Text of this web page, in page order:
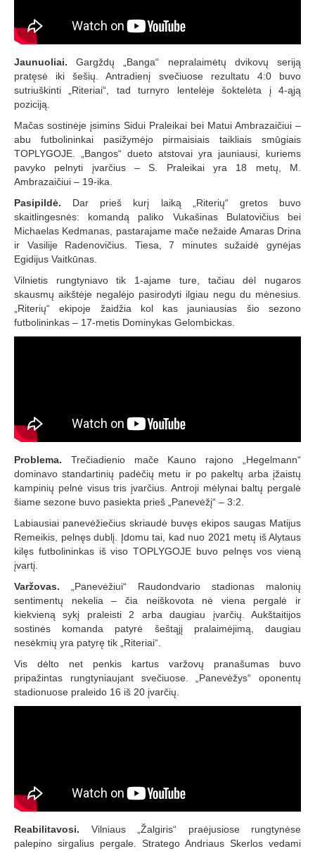
Jaunuoliai. Gargždų „Banga“ nepralaimėtų dvikovų seriją
pratęsė iki šešių. Antradienį svečiuose rezultatu 4:0 buvo
sutriuškinti „Riteriai“, tad turnyro lentelėje šoktelėta į 4-ąją
poziciją.
Mačas sostinėje įsimins Sidui Praleikai bei Matui Ambrazaičiui –
abu futbolininkai pasižymėjo pirmaisiais taikliais smūgiais
TOPLYGOJE. „Bangos“ dueto atstovai yra jauniausi, kuriems
pavyko pelnyti įvarčius – S. Praleikai yra 18 metų, M.
Ambrazaičiui – 19-ika.
Pasipildė. Dar prieš kurį laiką „Riterių“ gretos buvo
skaitlingesnės: komandą paliko Vukašinas Bulatovičius bei
Michaelas Kedmanas, pastarajame mače nežaidė Amaras Drina
ir Vasilije Radenovičius. Tiesa, 7 minutes sužaidė gynėjas
Egidijus Vaitkūnas.
Vilnietis rungtyniavo tik 1-ajame ture, tačiau dėl nugaros
skausmų aikštėje negalėjo pasirodyti ilgiau negu du mėnesius.
„Riterių“ ekipoje žaidžia kol kas jauniausias šio sezono
futbolininkas – 17-metis Dominykas Gelombickas.
Problema. Trečiadienio mače Kauno rajono „Hegelmann“
dominavo standartinių padėčių metu ir po pakeltų arba įžaistų
kampinių pelnė visus tris įvarčius. Antroji mėlynai baltų pergalė
šiame sezone buvo pasiekta prieš „Panevėžį“ – 3:2.
Labiausiai panevėžiečius skriaudė buvęs ekipos saugas Matijus
Remeikis, pelnęs dublį. Įdomu tai, kad nuo 2021 metų iš Alytaus
kilęs futbolininkas iš viso TOPLYGOJE buvo pelnęs vos vieną
įvartį.
Varžovas. „Panevėžiui“ Raudondvario stadionas malonių
sentimentų nekelia – čia neiškovota nė viena pergalė ir
kiekvieną sykį praleisti 2 arba daugiau įvarčių. Aukštaitijos
sostinės komanda patyrė šeštąjį pralaimėjimą, daugiau
nesėkmių yra patyrę tik „Riteriai“.
Vis dėlto net penkis kartus varžovų pranašumas buvo
pripažintas rungtyniaujant svečiuose. „Panevėžys“ oponentų
stadionuose praleido 16 iš 20 įvarčių.
Reabilitavosi. Vilniaus „Žalgiris“ praėjusiose rungtynėse
palepino sirgalius pergale. Stratego Andriaus Skerlos vedami